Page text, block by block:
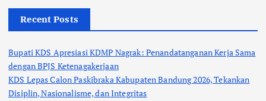
Recent Posts
Bupati KDS Apresiasi KDMP Nagrak: Penandatanganan Kerja Sama
dengan BPJS Ketenagakerjaan
KDS Lepas Calon Paskibraka Kabupaten Bandung 2026, Tekankan
Disiplin, Nasionalisme, dan Integritas